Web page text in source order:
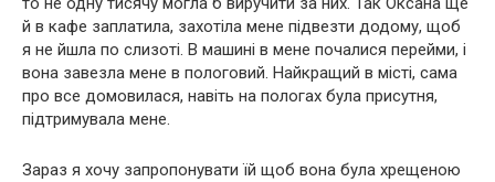
й в кафе заплатила, захотіла мене підвезти додому, щоб
я не йшла по слизоті. В машині в мене почалися перейми, і
вона завезла мене в пологовий. Найкращий в місті, сама
про все домовилася, навіть на пологах була присутня,
підтримувала мене.
Зараз я хочу запропонувати їй щоб вона була хрещеною